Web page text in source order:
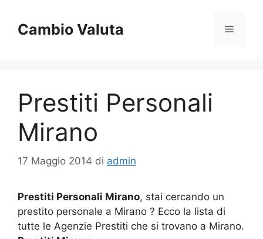
contenuto
Cambio Valuta Menu
Prestiti Personali
Mirano
17 Maggio 2014 di admin
Prestiti Personali Mirano, stai cercando un
prestito personale a Mirano ? Ecco la lista di
tutte le Agenzie Prestiti che si trovano a Mirano.